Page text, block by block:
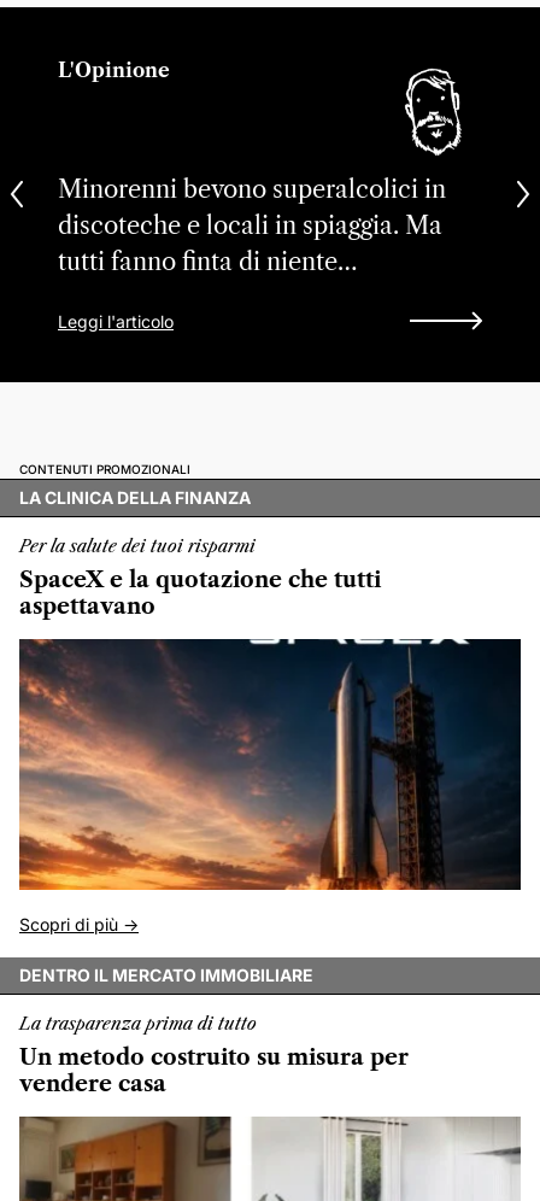
L'Opinione
Minorenni bevono superalcolici in
discoteche e locali in spiaggia. Ma
tutti fanno finta di niente…
Leggi l'articolo
CONTENUTI PROMOZIONALI
LA CLINICA DELLA FINANZA
Per la salute dei tuoi risparmi
SpaceX e la quotazione che tutti
aspettavano
Scopri di più ->
DENTRO IL MERCATO IMMOBILIARE
La trasparenza prima di tutto
Un metodo costruito su misura per
vendere casa